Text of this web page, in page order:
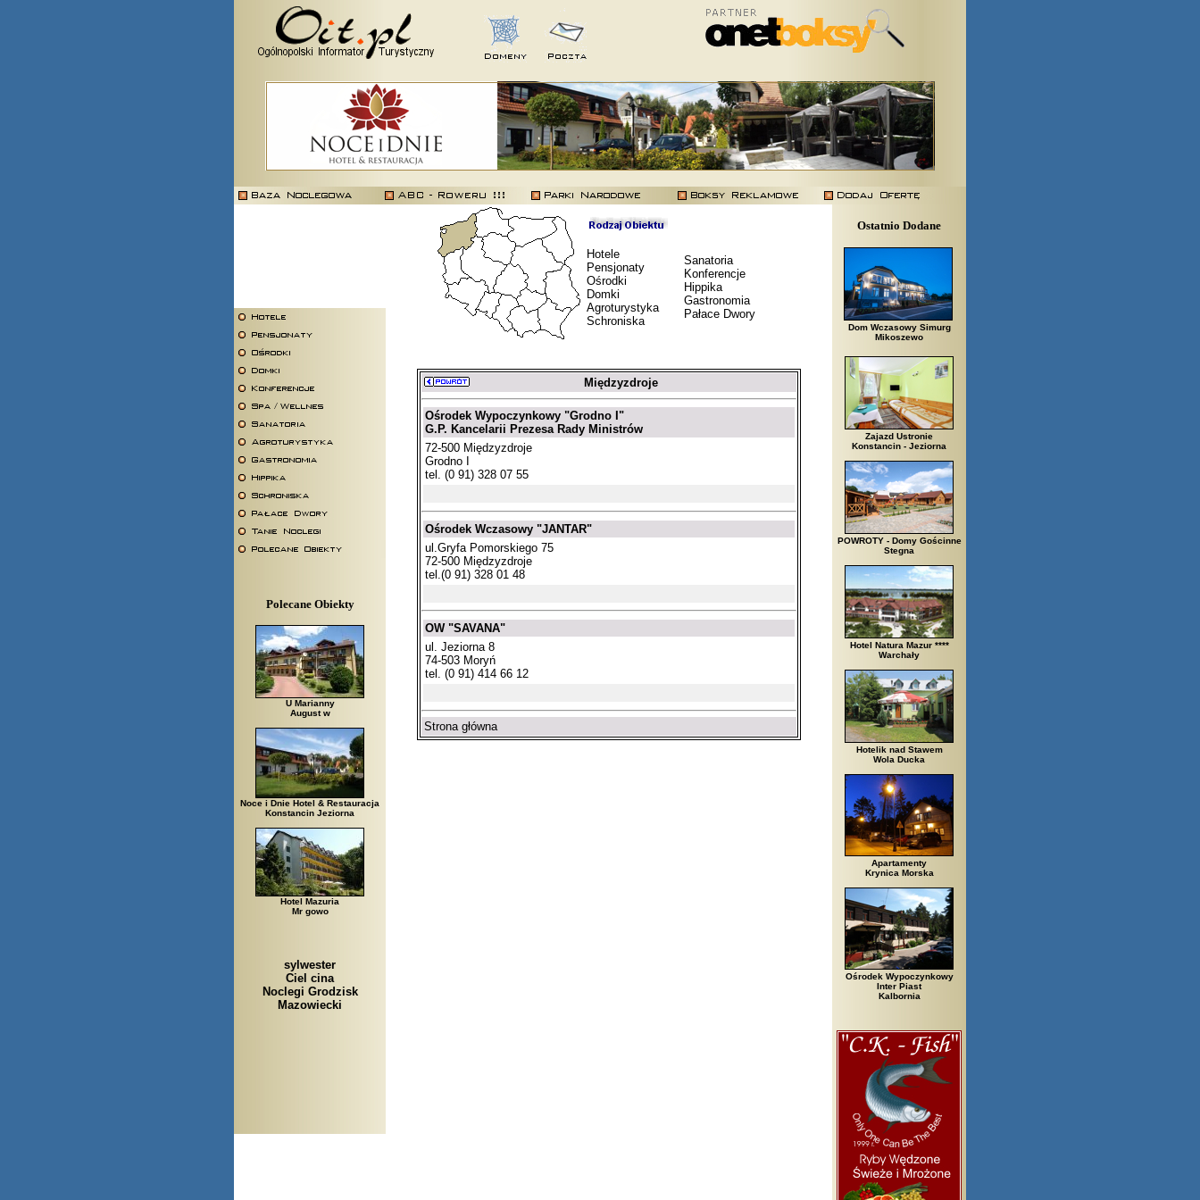
Polecane Obiekty
U Marianny
August w
Noce i Dnie Hotel & Restauracja
Konstancin Jeziorna
Hotel Mazuria
Mr gowo
sylwester
Ciel cina
Noclegi Grodzisk
Mazowiecki
Hotele
Pensjonaty
Ośrodki
Domki
Agroturystyka
Schroniska
Sanatoria
Konferencje
Hippika
Gastronomia
Pałace Dwory
Międzyzdroje
Ośrodek Wypoczynkowy "Grodno I"
G.P. Kancelarii Prezesa Rady Ministrów
72-500 Międzyzdroje
Grodno I
tel. (0 91) 328 07 55
Ośrodek Wczasowy "JANTAR"
ul.Gryfa Pomorskiego 75
72-500 Międzyzdroje
tel.(0 91) 328 01 48
OW "SAVANA"
ul. Jeziorna 8
74-503 Moryń
tel. (0 91) 414 66 12
Strona główna
Arłamów, Augustów, Babice Stare, Bachanowo, Barczewo, Bardo, Białobrzegi, Białowieża, Bielsko Biała, Biały Bór, Biały Dunajec,
Ostatnio Dodane
Dom Wczasowy Simurg
Mikoszewo
Zajazd Ustronie
Konstancin - Jeziorna
POWROTY - Domy Gościnne
Stegna
Hotel Natura Mazur ****
Warchały
Hotelik nad Stawem
Wola Ducka
Apartamenty
Krynica Morska
Ośrodek Wypoczynkowy
Inter Piast
Kalbornia